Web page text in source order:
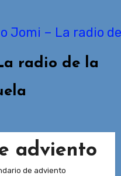
radio de la
adviento
de adviento